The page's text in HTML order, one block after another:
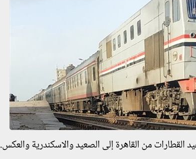
من القاهرة إلى الصعيد والاسكندرية والعكس.